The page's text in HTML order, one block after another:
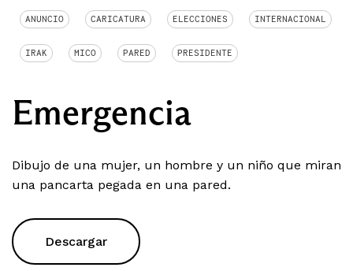
ANUNCIO CARICATURA ELECCIONES INTERNACIONAL
IRAK MICO PARED PRESIDENTE
Emergencia
Dibujo de una mujer, un hombre y un niño que miran
una pancarta pegada en una pared.
Descargar